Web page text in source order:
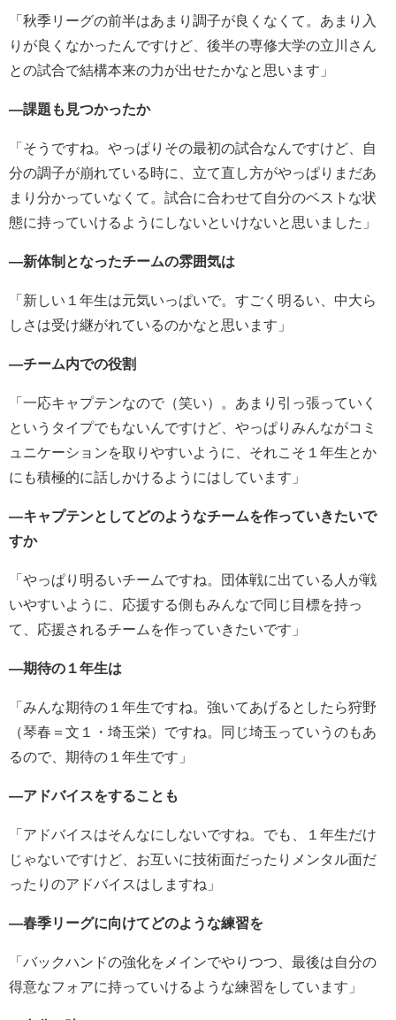
「秋季リーグの前半はあまり調子が良くなくて。あまり入
りが良くなかったんですけど、後半の専修大学の立川さん
との試合で結構本来の力が出せたかなと思います」
―課題も見つかったか
「そうですね。やっぱりその最初の試合なんですけど、自
分の調子が崩れている時に、立て直し方がやっぱりまだあ
まり分かっていなくて。試合に合わせて自分のベストな状
態に持っていけるようにしないといけないと思いました」
―新体制となったチームの雰囲気は
「新しい１年生は元気いっぱいで。すごく明るい、中大ら
しさは受け継がれているのかなと思います」
―チーム内での役割
「一応キャプテンなので（笑い）。あまり引っ張っていく
というタイプでもないんですけど、やっぱりみんながコミ
ュニケーションを取りやすいように、それこそ１年生とか
にも積極的に話しかけるようにはしています」
―キャプテンとしてどのようなチームを作っていきたいで
すか
「やっぱり明るいチームですね。団体戦に出ている人が戦
いやすいように、応援する側もみんなで同じ目標を持っ
て、応援されるチームを作っていきたいです」
―期待の１年生は
「みんな期待の１年生ですね。強いてあげるとしたら狩野
（琴春＝文１・埼玉栄）ですね。同じ埼玉っていうのもあ
るので、期待の１年生です」
―アドバイスをすることも
「アドバイスはそんなにしないですね。でも、１年生だけ
じゃないですけど、お互いに技術面だったりメンタル面だ
ったりのアドバイスはしますね」
―春季リーグに向けてどのような練習を
「バックハンドの強化をメインでやりつつ、最後は自分の
得意なフォアに持っていけるような練習をしています」